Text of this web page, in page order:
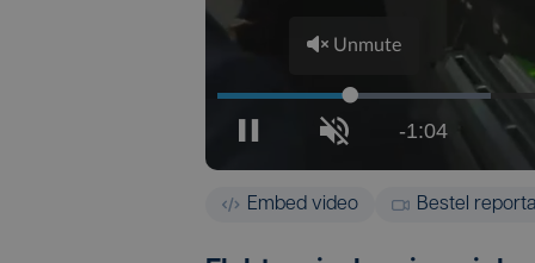
Embed video Bestel